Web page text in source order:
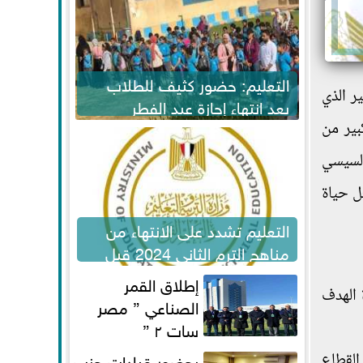
الذي
من
حياة
الهدف
التعليم: حضور كثيف للطلاب
بعد انتهاء إجازة عيد الفطر
لاستكمال المناهج
التعليم تشدد على الانتهاء من
مناهج الترم الثاني 2024 قبل
الامتحانات
إطلاق القمر
الصناعي ” مصر
سات ٢ ”